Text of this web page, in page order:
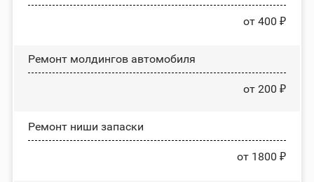
от 400 ₽
Ремонт молдингов автомобиля
от 200 ₽
Ремонт ниши запаски
от 1800 ₽